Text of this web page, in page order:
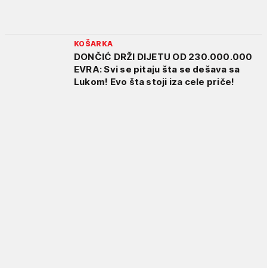
KOŠARKA
DONČIĆ DRŽI DIJETU OD 230.000.000
EVRA: Svi se pitaju šta se dešava sa
Lukom! Evo šta stoji iza cele priče!